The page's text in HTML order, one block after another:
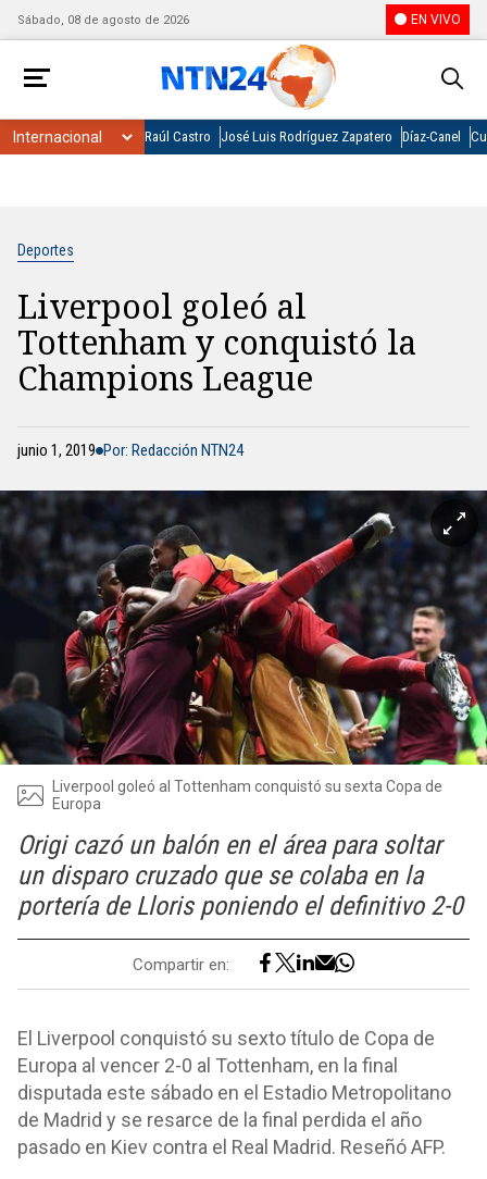
Sábado, 08 de agosto de 2026 EN VIVO
Raúl Castro José Luis Rodríguez Zapatero Díaz-Canel
Deportes
Liverpool goleó al
Tottenham y conquistó la
Champions League
junio 1, 2019 Por: Redacción NTN24
Liverpool goleó al Tottenham conquistó su sexta Copa de
Europa
Origi cazó un balón en el área para soltar
un disparo cruzado que se colaba en la
portería de Lloris poniendo el definitivo 2-0
Compartir en:
El Liverpool conquistó su sexto título de Copa de
Europa al vencer 2-0 al Tottenham, en la final
disputada este sábado en el Estadio Metropolitano
de Madrid y se resarce de la final perdida el año
pasado en Kiev contra el Real Madrid. Reseñó AFP.